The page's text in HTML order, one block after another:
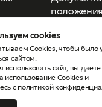
положения
для
cookies
Cookies, чтобы было
сайтом.
сайт, вы даете
использование Cookiesи
с политикой